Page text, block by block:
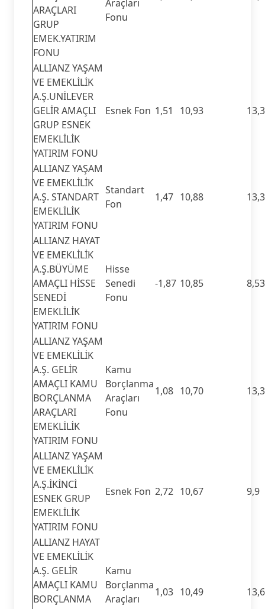
ARAÇLARI
GRUP
EMEK.YATIRIM
FONU
Araçları
Fonu
ALLIANZ YAŞAM
VE EMEKLİLİK
A.Ş.UNİLEVER
GELİR AMAÇLI
GRUP ESNEK
EMEKLİLİK
YATIRIM FONU
Esnek Fon 1,51 10,93
ALLIANZ YAŞAM
VE EMEKLİLİK
A.Ş. STANDART
EMEKLİLİK
YATIRIM FONU
Standart
Fon
1,47 10,88
ALLIANZ HAYAT
VE EMEKLİLİK
A.Ş.BÜYÜME
AMAÇLI HİSSE
SENEDİ
EMEKLİLİK
YATIRIM FONU
Hisse
Senedi
Fonu
-1,87 10,85 8,53
ALLIANZ YAŞAM
VE EMEKLİLİK
A.Ş. GELİR
AMAÇLI KAMU
BORÇLANMA
ARAÇLARI
EMEKLİLİK
YATIRIM FONU
Kamu
Borçlanma
Araçları
Fonu
1,08 10,70
ALLIANZ YAŞAM
VE EMEKLİLİK
A.Ş.İKİNCİ
ESNEK GRUP
EMEKLİLİK
YATIRIM FONU
Esnek Fon 2,72 10,67 9,9
ALLIANZ HAYAT
VE EMEKLİLİK
A.Ş. GELİR
AMAÇLI KAMU
BORÇLANMA
Kamu
Borçlanma
Araçları
1,03 10,49